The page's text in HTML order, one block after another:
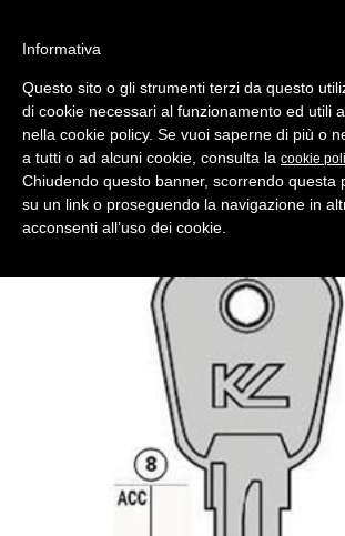
Indietro
CHIAVI AUTO > CHIAVI AUTO/MOTO
chiave auto/moto uni1 asc
Comparativo Silca UNI8 Produttore Key Line
Informativa
Questo sito o gli strumenti terzi da questo
di cookie necessari al funzionamento ed utili
nella cookie policy. Se vuoi saperne di più o
a tutti o ad alcuni cookie, consulta la cookie
Chiudendo questo banner, scorrendo questa
su un link o proseguendo la navigazione in
acconsenti all’uso dei cookie.